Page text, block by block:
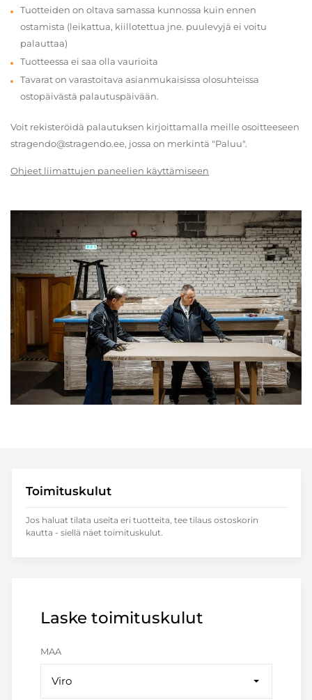
Tuotteiden on oltava samassa kunnossa kuin ennen
ostamista (leikattua, kiillotettua jne. puulevyjä ei voitu
palauttaa)
Tuotteessa ei saa olla vaurioita
Tavarat on varastoitava asianmukaisissa olosuhteissa
ostopäivästä palautuspäivään.
Voit rekisteröidä palautuksen kirjoittamalla meille osoitteeseen
stragendo@stragendo.ee, jossa on merkintä "Paluu".
Ohjeet liimattujen paneelien käyttämiseen
Laske toimituskulut
MAA
Viro
Toimituskulut
Jos haluat tilata useita eri tuotteita, tee tilaus ostoskorin
kautta - siellä näet toimituskulut.